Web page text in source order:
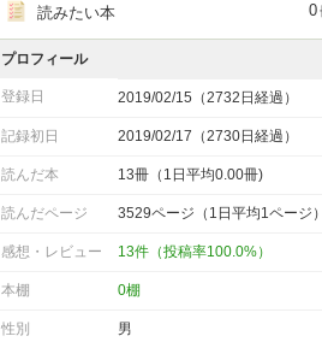
読みたい本 0
プロフィール
登録日 2019/02/15（2732日経過）
記録初日 2019/02/17（2730日経過）
読んだ本 13冊（1日平均0.00冊)
読んだページ 3529ページ（1日平均1ページ）
感想・レビュー 13件（投稿率100.0%）
本棚 0棚
性別 男